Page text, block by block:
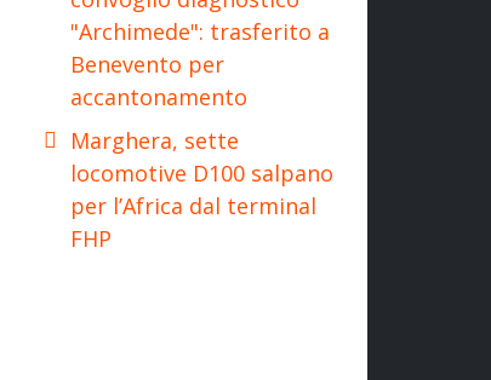
"Archimede": trasferito a
Benevento per
accantonamento
Marghera, sette
locomotive D100 salpano
per l’Africa dal terminal
FHP